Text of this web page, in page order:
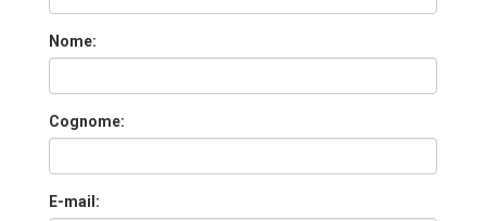
Nome:
Cognome:
E-mail: